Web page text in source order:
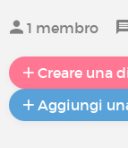
1 membro
Creare una
Aggiungi